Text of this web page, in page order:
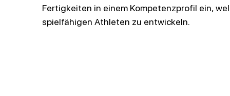
Fertigkeiten in einem Kompetenzprofil ein,
spielfähigen Athleten zu entwickeln.